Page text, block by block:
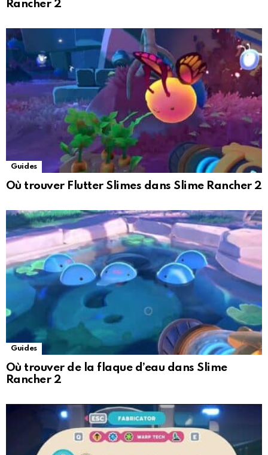
Rancher 2
Guides
Où trouver Flutter Slimes dans Slime Rancher 2
Guides
Où trouver de la flaque d’eau dans Slime
Rancher 2